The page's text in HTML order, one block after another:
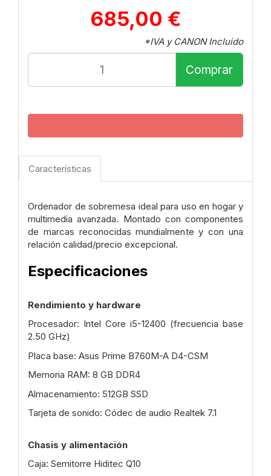
685,00 €
*IVA y CANON Incluido
Comprar
Características
Ordenador de sobremesa ideal para uso en hogar y
multimedia avanzada. Montado con componentes
de marcas reconocidas mundialmente y con una
relación calidad/precio excepcional.
Especificaciones
Rendimiento y hardware
Procesador: Intel Core i5-12400 (frecuencia base
2.50 GHz)
Placa base: Asus Prime B760M-A D4-CSM
Memoria RAM: 8 GB DDR4
Almacenamiento: 512GB SSD
Tarjeta de sonido: Códec de audio Realtek 7.1
Chasis y alimentación
Caja: Semitorre Hiditec Q10